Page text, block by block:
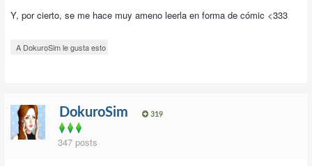
Y, por cierto, se me hace muy ameno leerla en forma de cómic <333
A DokuroSim le gusta esto
DokuroSim 319
347 posts